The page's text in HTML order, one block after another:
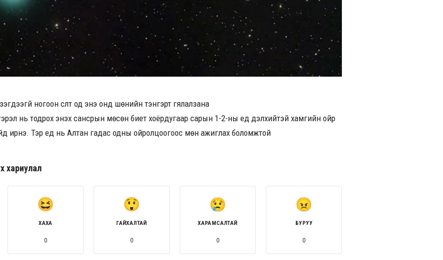
ногоон сүүлт од энэ онд шөнийн тэнгэрт гялалзана
нь тодрох энэхүү сансрын мөсөн биет хоёрдугаар сарын 1-2-ны үед дэлхийтэй хамгийн ойр
ирнэ. Тэр үед нь Алтан гадас одны ойролцоогоос мөн ажиглах боломжтой
хариулал
ХАХА
0
ГАЙХАЛТАЙ
0
ХАРАМСАЛТАЙ
0
БУРУУ
0